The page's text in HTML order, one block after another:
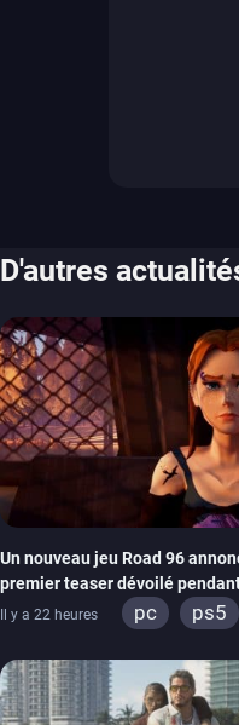
D'autres
Un nouveau jeu Road 96
premier teaser dévoilé
THQ Nordic
Il y a 22 heures pc
ps5
stadia
xbox one